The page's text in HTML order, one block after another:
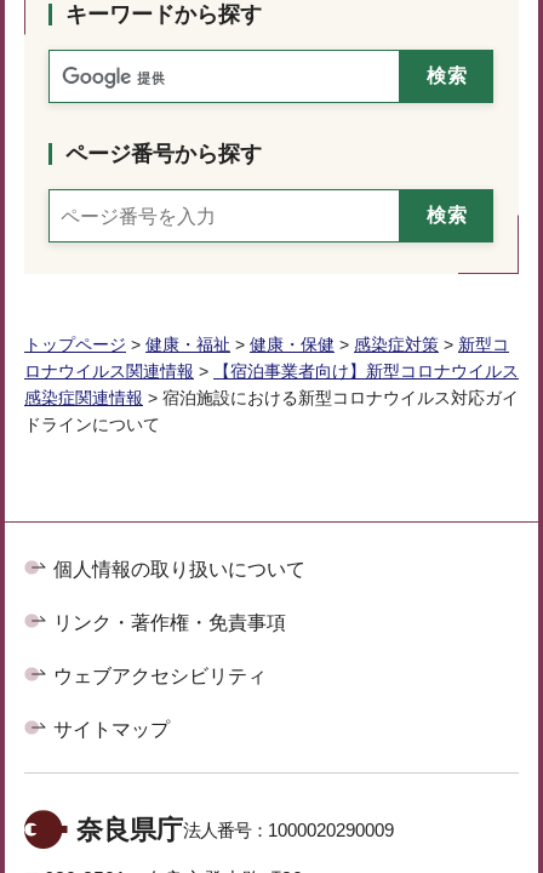
キーワードから探す
ページ番号から探す
トップページ > 健康・福祉 > 健康・保健 > 感染症対策 > 新型コ
ロナウイルス関連情報 >
【宿泊事業者向け】新型コロナウイルス
感染症関連情報 > 宿泊施設における新型コロナウイルス対応ガイ
ドラインについて
個人情報の取り扱いについて
リンク・著作権・免責事項
ウェブアクセシビリティ
サイトマップ
奈良県庁法人番号： 1000020290009